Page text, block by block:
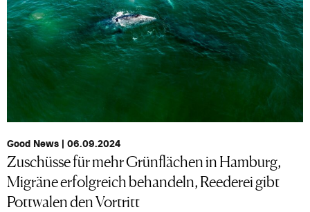
Good News | 06.09.2024
Zuschüsse für mehr Grünflächen in Hamburg,
Migräne erfolgreich behandeln, Reederei gibt
Pottwalen den Vortritt